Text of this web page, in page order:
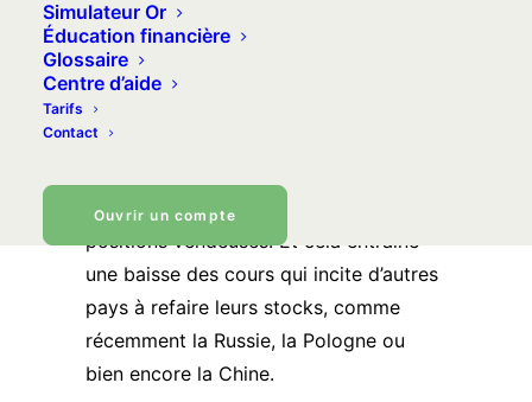
Simulateur Or
Éducation financière
Glossaire
Centre d’aide
Tarifs
Contact
Ouvrir un compte
disponible. Selon les années et les
époques, ce chiffre évolue mais il est
toujours globalement sur ces niveaux (à
quelques milliers de tonnes près quand
même). Pourtant, si l’on regarde dans le
des banques nationales adoptent des
positions vendeuses. Et cela entraîne
une baisse des cours qui incite d’autres
pays à refaire leurs stocks, comme
récemment la Russie, la Pologne ou
bien encore la Chine.